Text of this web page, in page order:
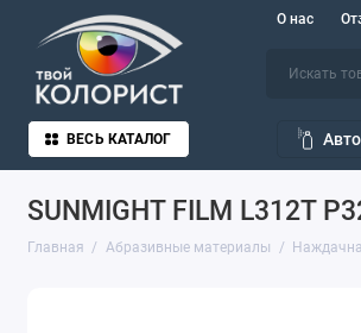
О нас
ВЕСЬ КАТАЛОГ
SUNMIGHT FILM L312T
Главная Абразивные материалы